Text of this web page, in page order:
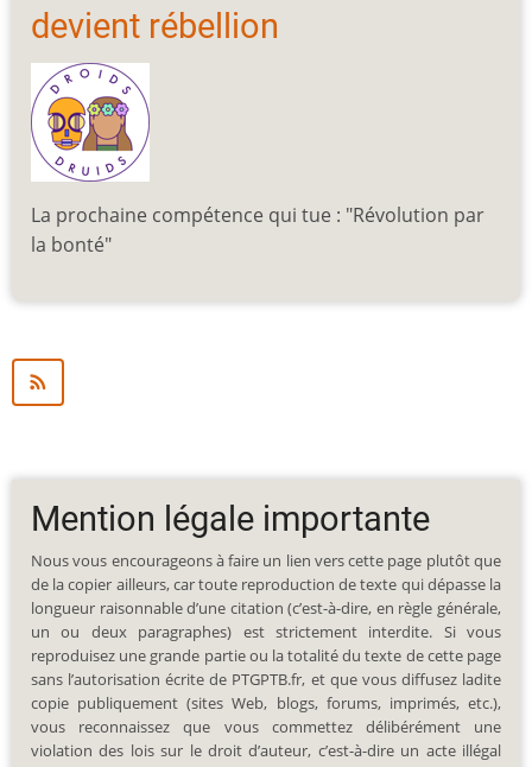
devient rébellion
La prochaine compétence qui tue : "Révolution par
la bonté"
Mention légale importante
Nous vous encourageons à faire un lien vers cette page plutôt que
de la copier ailleurs, car toute reproduction de texte qui dépasse la
longueur raisonnable d’une citation (c’est-à-dire, en règle générale,
un ou deux paragraphes) est strictement interdite. Si vous
reproduisez une grande partie ou la totalité du texte de cette page
sans l’autorisation écrite de PTGPTB.fr, et que vous diffusez ladite
copie publiquement (sites Web, blogs, forums, imprimés, etc.),
vous reconnaissez que vous commettez délibérément une
violation des lois sur le droit d’auteur, c’est-à-dire un acte illégal